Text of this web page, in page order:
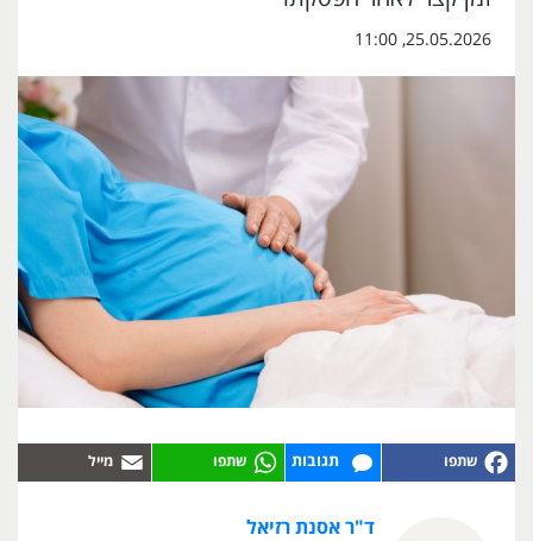
25.05.2026, 11:00
תגובות
ד"ר אסנת רזיאל